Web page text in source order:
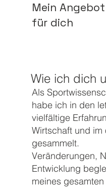
Mein Angebot
für dich
Als
habe ich in den
vielfältige
Wirtschaft und
gesammelt.
Veränderungen,
Entwicklung
meines
Wie ich dich